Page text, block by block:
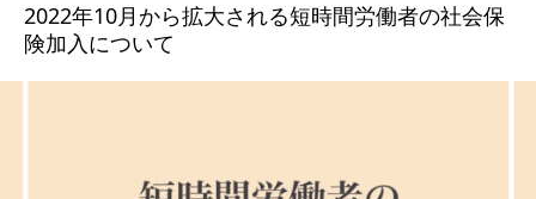
2022年10月から拡大される短時間労働者の社会保
険加入について